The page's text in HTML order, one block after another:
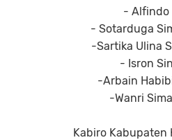
- Alfindo
- Sotarduga
-Sartika Ulina
- Isron
-Arbain
-Wanri
Kabiro Kabupaten